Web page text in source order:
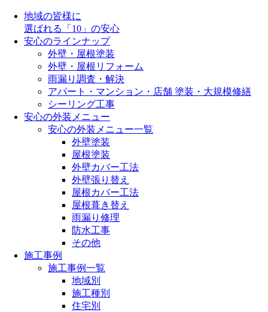
地域の皆様に
選ばれる「10」の安心
安心のラインナップ
外壁・屋根塗装
外壁・屋根リフォーム
雨漏り調査・解決
アパート・マンション・店舗 塗装・大規模修繕
シーリング工事
安心の外装メニュー
安心の外装メニュー一覧
外壁塗装
屋根塗装
外壁カバー工法
外壁張り替え
屋根カバー工法
屋根葺き替え
雨漏り修理
防水工事
その他
施工事例
施工事例一覧
地域別
施工種別
住宅別